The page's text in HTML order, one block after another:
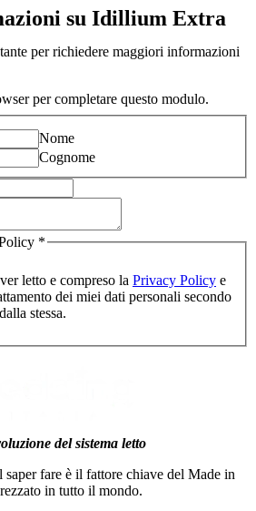
su Idillium Extra
per richiedere maggiori informazioni
per completare questo modulo.
Nome
Cognome
*
letto e compreso la Privacy Policy e
dei miei dati personali secondo
stessa.
del sistema letto
fare è il fattore chiave del Made in
in tutto il mondo.